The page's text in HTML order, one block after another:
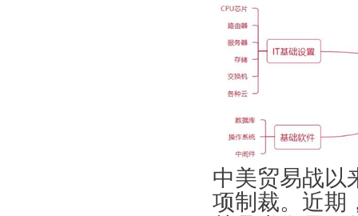
中美贸易战以
项制裁。近期